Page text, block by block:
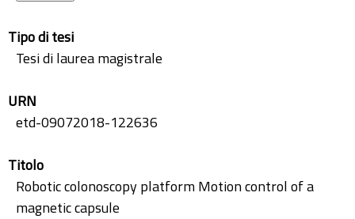
Tipo di tesi
Tesi di laurea magistrale
URN
etd-09072018-122636
Titolo
Robotic colonoscopy platform Motion control of a
magnetic capsule